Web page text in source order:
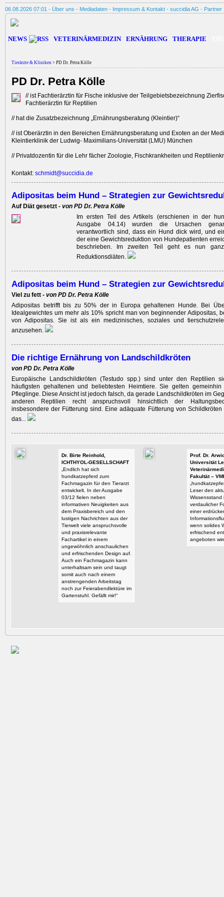
06.08.2026 07:01 - Über uns - Mediadaten - Impressum & Kontakt - succidia AG - Partner
NEWS VETERINÄRMEDIZIN ERNÄHRUNG THERAPIE
Tierärzte & Kliniken > PD Dr. Petra Kölle
PD Dr. Petra Kölle
// ist Fachtierärztin für Fische inklusive der Teilgebietsbezeichnung
Fachtierärztin für Reptilien
// hat die Zusatzbezeichnung „Ernährungsberatung (Kleintier)“
// ist Oberärztin in den Bereichen Ernährungsberatung und Exoten an der
Kleintierklinik der Ludwig- Maximilians-Universität (LMU) München
// Privatdozentin für die Lehr fächer Zoologie, Fischkrankheiten und
Kontakt: schmidt@succidia.de
Adipositas beim Hund – Strategien zur
Auf Diät gesetzt - von PD Dr. Petra Kölle
Im ersten Teil des Artikels (erschienen in der
Ausgabe 04.14) wurden die Ursachen
verantwortlich sind, dass ein Hund dick wird, und
der eine Gewichtsreduktion von Hundepatienten
beschrieben. Im zweiten Teil geht es nun
Reduktionsdiäten.
Adipositas beim Hund – Strategien zur
Viel zu fett - von PD Dr. Petra Kölle
Adipositas betrifft bis zu 50% der in Europa gehaltenen Hunde. Bei
Idealgewichtes um mehr als 10% spricht man von beginnender Adipositas,
von Adi­positas. Sie ist als ein medizinisches, soziales und
anzusehen.
Die richtige Ernährung von Landschildkröten
von PD Dr. Petra Kölle
Europäische Landschildkröten (Testudo spp.) sind unter den Reptilien
häufigsten gehaltenen und beliebtesten Heimtiere. Sie gelten
Pfleglinge. Diese Ansicht ist jedoch falsch, da gerade Landschildkröten im
anderen Reptilien recht anspruchsvoll hinsichtlich der
insbesondere der Fütterung sind. Eine adäquate Fütterung von
das...
Dr. Birte Reinhold,
ICHTHYOL-GESELLSCHAFT
„Endlich hat sich
hundkatzepferd zum
Fachmagazin für den Tierarzt
entwickelt. In der Ausgabe
03/12 fielen neben
informativen Neuigkeiten aus
dem Praxisbereich und den
lustigen Nachrichten aus der
Tierwelt viele anspruchsvolle
und praxisrelevante
Fachartikel in einem
ungewöhnlich anschaulichen
und erfrischenden Design auf.
Auch ein Fachmagazin kann
unterhaltsam sein und taugt
somit auch nach einem
anstrengenden Arbeitstag
noch zur Feierabendlektüre im
Gartenstuhl. Gefällt mir!“
Prof. Dr.
Universität
Fakultät –
Leser den
Wissensstand
verdaulicher
einer
wenn solides
erfrischend
angeboten